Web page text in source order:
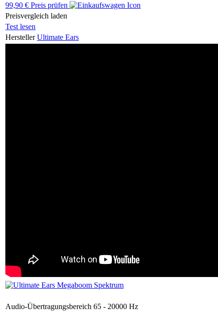
99,90 € Preis prüfen
Preisvergleich laden
Test lesen
Hersteller Ultimate Ears
Audio-Übertragungsbereich 65 - 20000 Hz